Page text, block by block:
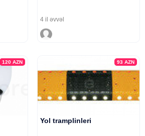
4 il əvvəl
120AZN 93 AZN
Yol tramplinleri